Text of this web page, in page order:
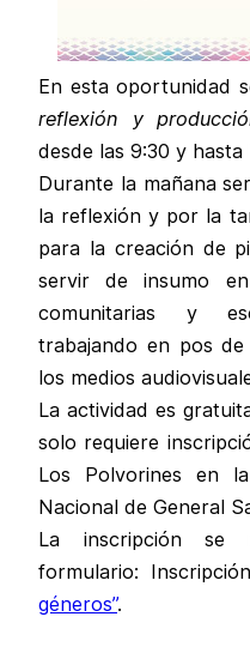
En esta oportunidad
reflexión y
desde las 9:30 y hasta
Durante la mañana
la reflexión y por la
para la creación de
servir de insumo en
comunitarias y
trabajando en pos
los medios
La actividad es
solo requiere
Los Polvorines en
Nacional de General
La inscripción se
formulario:
géneros”.